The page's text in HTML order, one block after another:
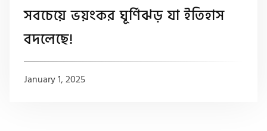
সবচেয়ে ভয়ংকর ঘূর্ণিঝড় যা ইতিহাস
বদলেছে!
January 1, 2025